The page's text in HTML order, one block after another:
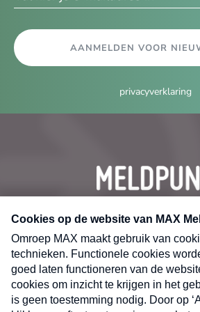
AANMELDEN VOOR
privacyverklaring
CONTACT
Volg ons op